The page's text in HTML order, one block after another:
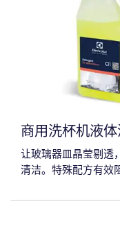
商用洗杯机液体
让玻璃器皿晶莹剔透
清洁。特殊配方有效